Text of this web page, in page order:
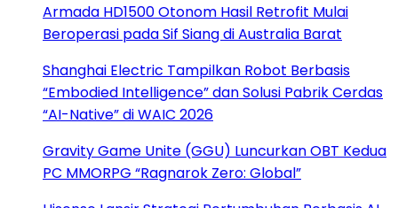
Armada HD1500 Otonom Hasil Retrofit Mulai
Beroperasi pada Sif Siang di Australia Barat
Shanghai Electric Tampilkan Robot Berbasis
“Embodied Intelligence” dan Solusi Pabrik Cerdas
“AI-Native” di WAIC 2026
Gravity Game Unite (GGU) Luncurkan OBT Kedua
PC MMORPG “Ragnarok Zero: Global”